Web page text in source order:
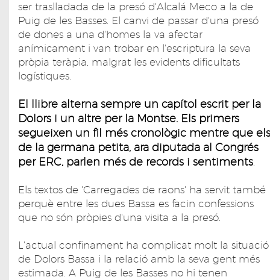
ser traslladada de la presó d'Alcalá Meco a la de
Puig de les Basses. El canvi de passar d'una presó
de dones a una d'homes la va afectar
anímicament i van trobar en l'escriptura la seva
pròpia teràpia, malgrat les evidents dificultats
logístiques.
El llibre alterna sempre un capítol escrit per la
Dolors i un altre per la Montse. Els primers
segueixen un fil més cronològic mentre que els
de la germana petita, ara diputada al Congrés
per ERC, parlen més de records i sentiments.
Els textos de 'Carregades de raons' ha servit també
perquè entre les dues Bassa es facin confessions
que no són pròpies d'una visita a la presó.
L'actual confinament ha complicat molt la situació
de Dolors Bassa i la relació amb la seva gent més
estimada. A Puig de les Basses no hi tenen